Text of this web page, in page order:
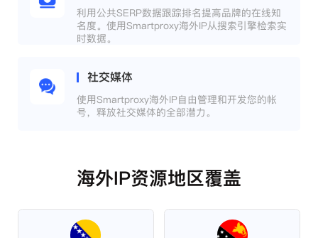
利用公共SERP数据跟踪排名提高品牌的在线知
名度。使用Smartproxy海外IP从搜索引擎检索实
时数据。
社交媒体
使用Smartproxy海外IP自由管理和开发您的帐
号，释放社交媒体的全部潜力。
海外IP资源地区覆盖